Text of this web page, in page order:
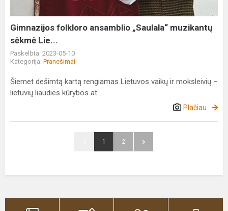
Gimnazijos folkloro ansamblio „Saulala“ muzikantų
sėkmė Lie...
Paskelbta: 2023-05-10
Kategorija: Pranešimai
Šiemet dešimtą kartą rengiamas Lietuvos vaikų ir moksleivių –
lietuvių liaudies kūrybos at...
Plačiau
1 2